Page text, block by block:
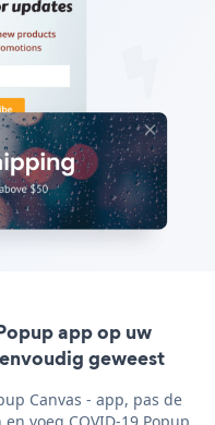
app op uw
geweest
Canvas - app, pas de
voeg COVID-19 Popup